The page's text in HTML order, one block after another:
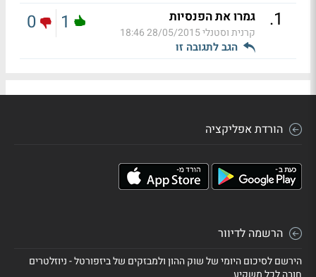
1
. גמרו את הפנסיות
קרנית וסטנלי28/05/2015 18:46
הגב לתגובה זו
1
0
הורדת אפליקציה
הרשמה לדיוור
הירשם לסיכום היומי של שוק ההון ולמבזקים של ביזפורטל - ניוזלטרים